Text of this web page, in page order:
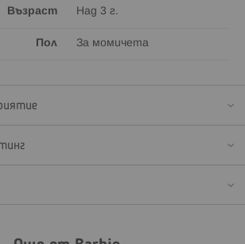
Възраст Над 3 г.
Пол За момичета